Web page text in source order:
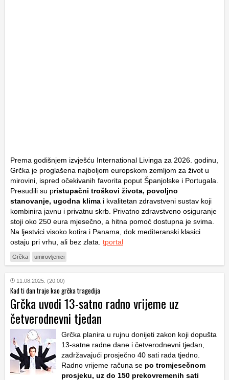
Prema godišnjem izvješću International Livinga za 2026. godinu,
Grčka je proglašena najboljom europskom zemljom za život u
mirovini, ispred očekivanih favorita poput Španjolske i Portugala.
Presudili su pristupačni troškovi života, povoljno
stanovanje, ugodna klima i kvalitetan zdravstveni sustav koji
kombinira javnu i privatnu skrb. Privatno zdravstveno osiguranje
stoji oko 250 eura mjesečno, a hitna pomoć dostupna je svima.
Na ljestvici visoko kotira i Panama, dok mediteranski klasici
ostaju pri vrhu, ali bez zlata. tportal
Grčka umirovljenici
11.08.2025. (20:00)
Kad ti dan traje kao grčka tragedija
Grčka uvodi 13-satno radno vrijeme uz
četverodnevni tjedan
Grčka planira u rujnu donijeti zakon koji dopušta
13-satne radne dane i četverodnevni tjedan,
zadržavajući prosječno 40 sati rada tjedno.
Radno vrijeme računa se po tromjesečnom
prosjeku, uz do 150 prekovremenih sati